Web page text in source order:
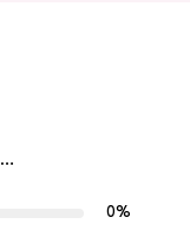
0%